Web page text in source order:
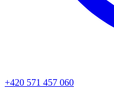
+420 571 457 060